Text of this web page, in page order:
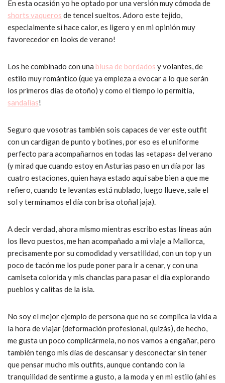
En esta ocasión yo he optado por una versión muy cómoda de
shorts vaqueros de tencel sueltos. Adoro este tejido,
especialmente si hace calor, es ligero y en mi opinión muy
favorecedor en looks de verano!
Los he combinado con una blusa de bordados y volantes, de
estilo muy romántico (que ya empieza a evocar a lo que serán
los primeros días de otoño) y como el tiempo lo permitía,
sandalias!
Seguro que vosotras también sois capaces de ver este outfit
con un cardigan de punto y botines, por eso es el uniforme
perfecto para acompañarnos en todas las «etapas» del verano
(y mirad que cuando estoy en Asturias paso en un día por las
cuatro estaciones, quien haya estado aquí sabe bien a que me
refiero, cuando te levantas está nublado, luego llueve, sale el
sol y terminamos el día con brisa otoñal jaja).
A decir verdad, ahora mismo mientras escribo estas líneas aún
los llevo puestos, me han acompañado a mi viaje a Mallorca,
precisamente por su comodidad y versatilidad, con un top y un
poco de tacón me los pude poner para ir a cenar, y con una
camiseta colorida y mis chanclas para pasar el día explorando
pueblos y calitas de la isla.
No soy el mejor ejemplo de persona que no se complica la vida a
la hora de viajar (deformación profesional, quizás), de hecho,
me gusta un poco complicármela, no nos vamos a engañar, pero
también tengo mis días de descansar y desconectar sin tener
que pensar mucho mis outfits, aunque contando con la
tranquilidad de sentirme a gusto, a la moda y en mi estilo (ahí es